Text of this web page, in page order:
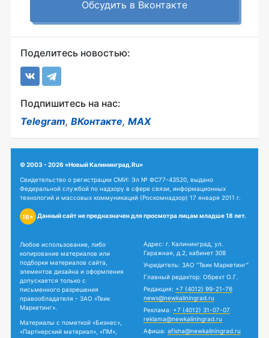
Обсудить в Вконтакте
Поделитесь новостью:
Подпишитесь на нас:
Telegram, ВКонтакте, MAX
© 2003 - 2026 «Новый Калининград.Ru»
Свидетельство о регистрации СМИ: Эл № ФС77-43520, выдано
Федеральной службой по надзору в сфере связи, информационных
технологий и массовых коммуникаций (Роскомнадзор) 17 января 2011 г.
18+ Данный сайт не предназначен для просмотра лицам младше 18 лет.
Любое использование, либо
копирование материалов или
подборки материалов сайта,
элементов дизайна и оформления
допускается только с
письменного разрешения
правообладателя - ЗАО «Твик
Маркетинг».
Материалы с пометкой «Бизнес»,
«Партнерский материал», «ПМ»,
Адрес: г. Калининград, ул.
Гаражная, д.2, кабинет 308
Учредитель: ЗАО "Твик Маркетинг"
Главный редактор: Обрехт О.Г.
Редакция: +7 (4012) 99-21-76
news@newkaliningrad.ru
Реклама: +7 (4012) 31-07-07
reklama@newkaliningrad.ru
Афиша: afisha@newkaliningrad.ru